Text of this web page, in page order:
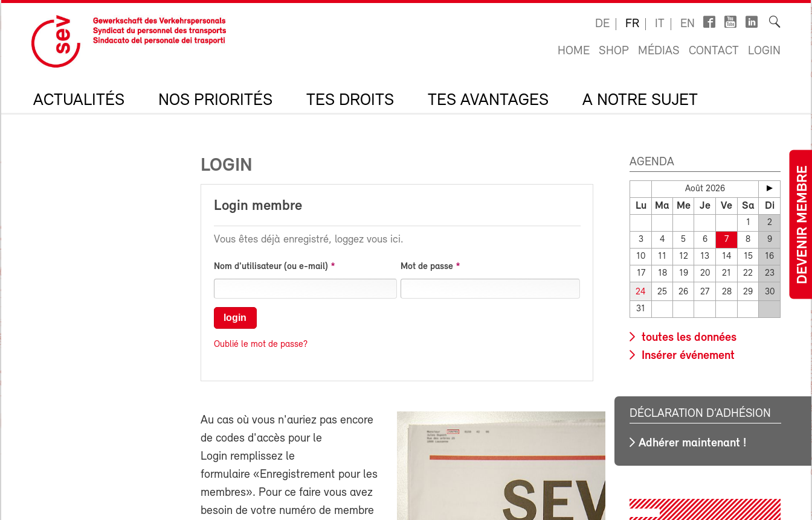
DEVENIR MEMBRE
DE FR IT EN
HOME SHOP MÉDIAS CONTACT LOGIN
ACTUALITÉS NOS PRIORITÉS TES DROITS TES AVANTAGES A NOTRE SUJET
LOGIN
Login membre
Vous êtes déjà enregistré, loggez vous ici.
Nom d'utilisateur (ou e-mail) Mot de passe
login
Oublié le mot de passe?
Au cas où vous n'auriez pas encore
de codes d'accès pour le
Login remplissez le
formulaire «Enregistrement pour les
membres». Pour ce faire vous avez
besoin de votre numéro de membre
AGENDA
Août 2026
Lu Ma Me Je Ve Sa Di
1
2
3
4 5 6 7 8
9
10
11 12 13 14 15
16
17
18 19 20 21 22 23
24 25 26 27 28 29
30
31
toutes les données
Insérer événement
DÉCLARATION D’ADHÉSION
Adhérer maintenant !